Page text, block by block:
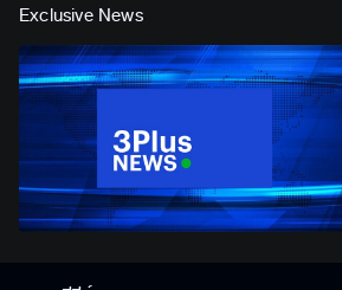
Exclusive News